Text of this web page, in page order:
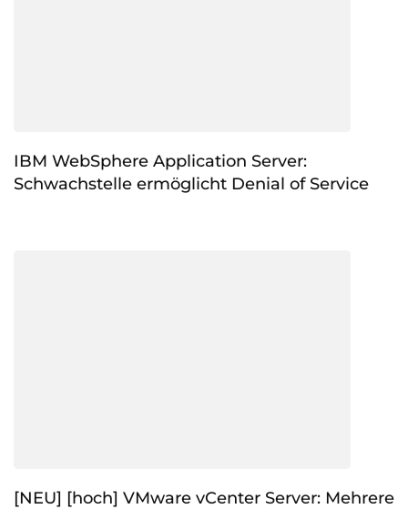
IBM WebSphere Application Server:
Schwachstelle ermöglicht Denial of Service
[NEU] [hoch] VMware vCenter Server: Mehrere